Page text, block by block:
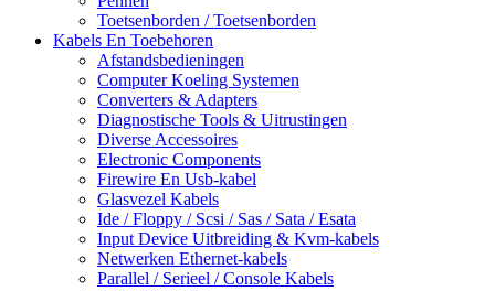
Toetsenborden / Toetsenborden
Kabels En Toebehoren
Afstandsbedieningen
Computer Koeling Systemen
Converters & Adapters
Diagnostische Tools & Uitrustingen
Diverse Accessoires
Electronic Components
Firewire En Usb-kabel
Glasvezel Kabels
Ide / Floppy / Scsi / Sas / Sata / Esata
Input Device Uitbreiding & Kvm-kabels
Netwerken Ethernet-kabels
Parallel / Serieel / Console Kabels